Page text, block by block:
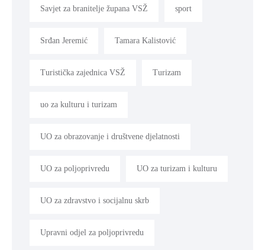
Savjet za branitelje župana VSŽ sport
Srđan Jeremić Tamara Kalistović
Turistička zajednica VSŽ Turizam
uo za kulturu i turizam
UO za obrazovanje i društvene djelatnosti
UO za poljoprivredu UO za turizam i kulturu
UO za zdravstvo i socijalnu skrb
Upravni odjel za poljoprivredu